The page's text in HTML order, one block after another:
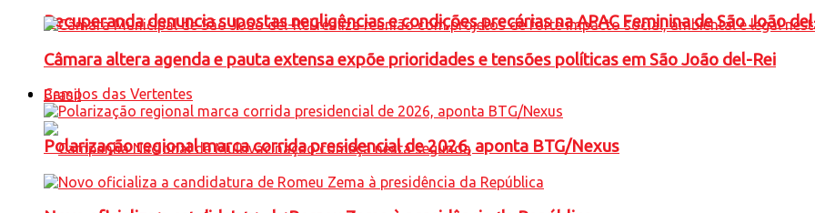
Recuperanda denuncia supostas negligências e condições precárias na APAC Feminina de São João
Campos das Vertentes
Câmara altera agenda e pauta extensa expõe prioridades e tensões políticas em São João del-Rei
Brasil
Polarização regional marca corrida presidencial de 2026, aponta BTG/Nexus